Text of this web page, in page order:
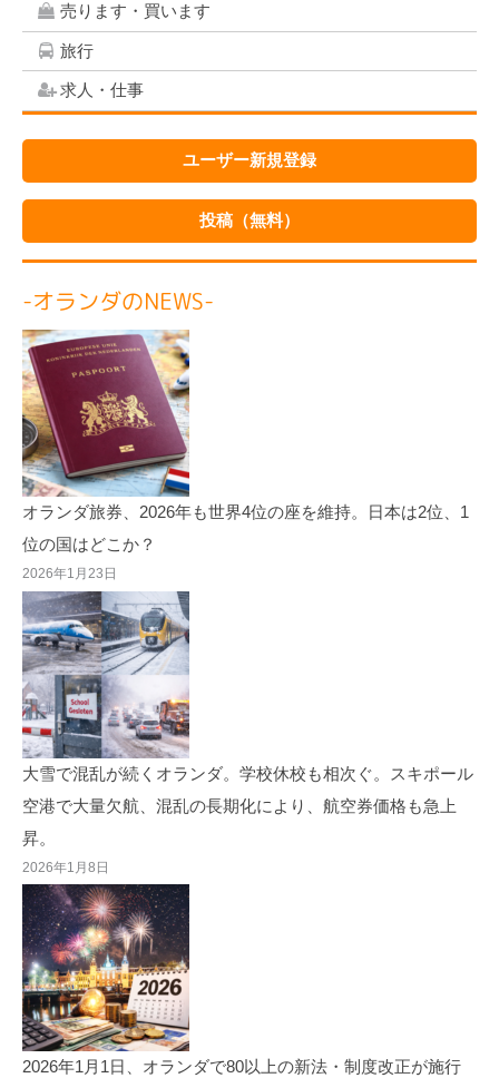
売ります・買います
旅行
求人・仕事
ユーザー新規登録
投稿（無料）
-オランダのNEWS-
オランダ旅券、2026年も世界4位の座を維持。日本は2位、1
位の国はどこか？
2026年1月23日
大雪で混乱が続くオランダ。学校休校も相次ぐ。スキポール
空港で大量欠航、混乱の長期化により、航空券価格も急上
昇。
2026年1月8日
2026年1月1日、オランダで80以上の新法・制度改正が施行